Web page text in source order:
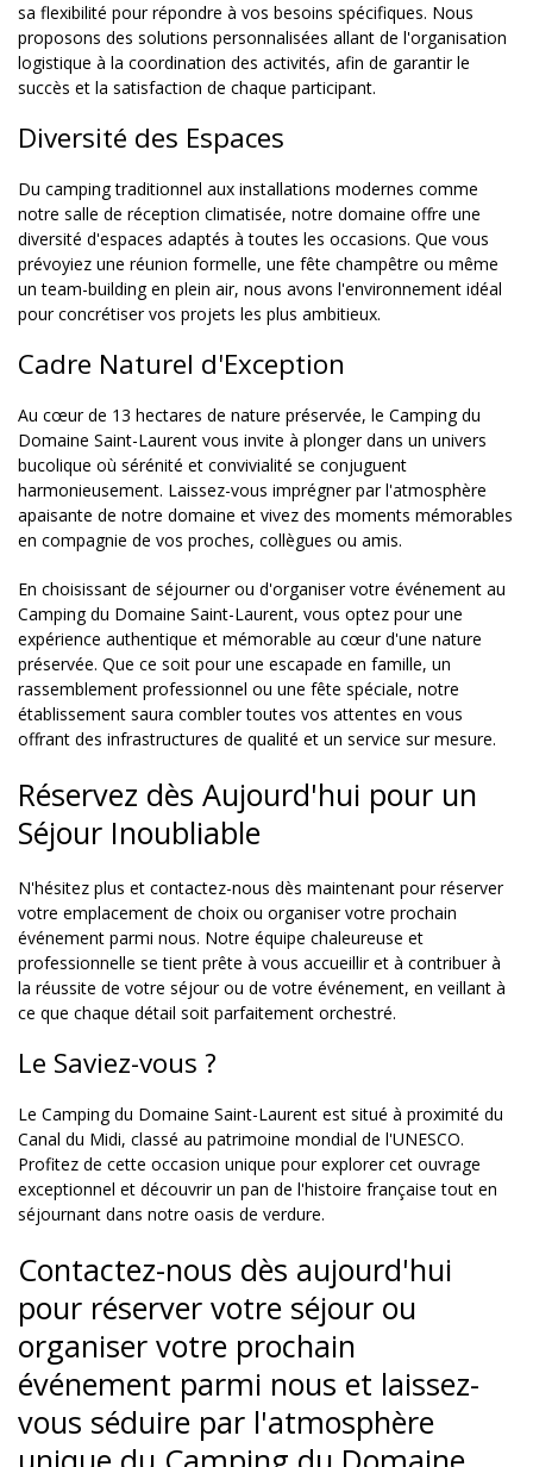
sa flexibilité pour répondre à vos besoins spécifiques. Nous
proposons des solutions personnalisées allant de l'organisation
logistique à la coordination des activités, afin de garantir le
succès et la satisfaction de chaque participant.
Diversité des Espaces
Du camping traditionnel aux installations modernes comme
notre salle de réception climatisée, notre domaine offre une
diversité d'espaces adaptés à toutes les occasions. Que vous
prévoyiez une réunion formelle, une fête champêtre ou même
un team-building en plein air, nous avons l'environnement idéal
pour concrétiser vos projets les plus ambitieux.
Cadre Naturel d'Exception
Au cœur de 13 hectares de nature préservée, le Camping du
Domaine Saint-Laurent vous invite à plonger dans un univers
bucolique où sérénité et convivialité se conjuguent
harmonieusement. Laissez-vous imprégner par l'atmosphère
apaisante de notre domaine et vivez des moments mémorables
en compagnie de vos proches, collègues ou amis.
En choisissant de séjourner ou d'organiser votre événement au
Camping du Domaine Saint-Laurent, vous optez pour une
expérience authentique et mémorable au cœur d'une nature
préservée. Que ce soit pour une escapade en famille, un
rassemblement professionnel ou une fête spéciale, notre
établissement saura combler toutes vos attentes en vous
offrant des infrastructures de qualité et un service sur mesure.
Réservez dès Aujourd'hui pour un
Séjour Inoubliable
N'hésitez plus et contactez-nous dès maintenant pour réserver
votre emplacement de choix ou organiser votre prochain
événement parmi nous. Notre équipe chaleureuse et
professionnelle se tient prête à vous accueillir et à contribuer à
la réussite de votre séjour ou de votre événement, en veillant à
ce que chaque détail soit parfaitement orchestré.
Le Saviez-vous ?
Le Camping du Domaine Saint-Laurent est situé à proximité du
Canal du Midi, classé au patrimoine mondial de l'UNESCO.
Profitez de cette occasion unique pour explorer cet ouvrage
exceptionnel et découvrir un pan de l'histoire française tout en
séjournant dans notre oasis de verdure.
Contactez-nous dès aujourd'hui
pour réserver votre séjour ou
organiser votre prochain
événement parmi nous et laissez-
vous séduire par l'atmosphère